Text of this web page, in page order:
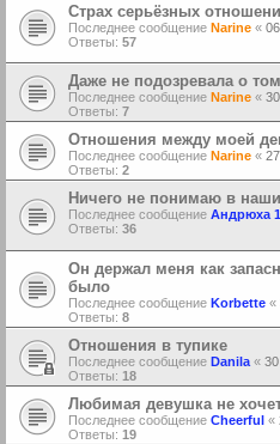
Страх серьёзных
Последнее сообщение Narine «
Ответы: 57
Даже не подозревала о
Последнее сообщение Narine «
Ответы: 7
Отношения между моей
Последнее сообщение Narine «
Ответы: 2
Ничего не понимаю в
Последнее сообщение Андрюха
Ответы: 36
Он держал меня как
было
Последнее сообщение Korbette «
Ответы: 8
Отношения в тупике
Последнее сообщение Danila «
Ответы: 18
Любимая девушка не
Последнее сообщение Cheerful «
Ответы: 19